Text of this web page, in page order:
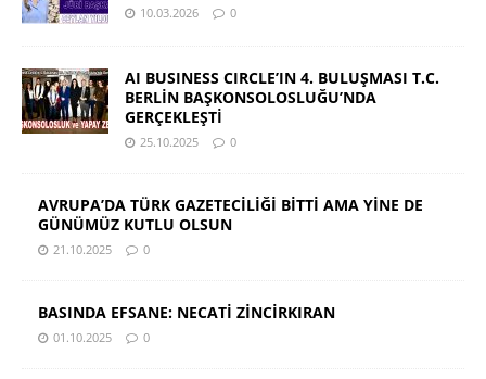
10.03.2026 0
AI BUSINESS CIRCLE’IN 4. BULUŞMASI T.C.
BERLİN BAŞKONSOLOSLUĞU’NDA
GERÇEKLEŞTİ
25.10.2025 0
AVRUPA’DA TÜRK GAZETECİLİĞİ BİTTİ AMA YİNE DE
GÜNÜMÜZ KUTLU OLSUN
21.10.2025 0
BASINDA EFSANE: NECATİ ZİNCİRKIRAN
01.10.2025 0